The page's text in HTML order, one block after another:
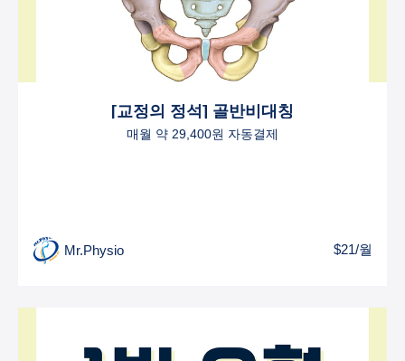
[교정의 정석] 골반비대칭
매월 약 29,400원 자동결제
Mr.Physio $21/월